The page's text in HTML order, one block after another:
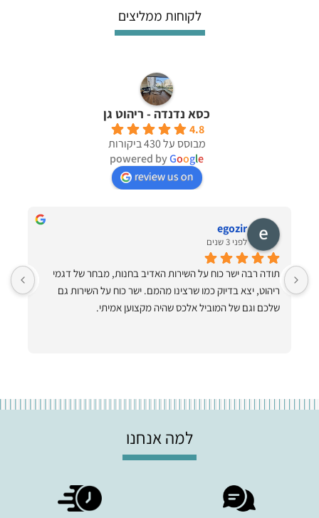
האפשרויות
לקוחות ממליצים
כסא נדנדה - ריהוט גן
4.8
מבוסס על 430 ביקורות
powered byGoogle
review us on
egozir
לפני 3 שנים
שלכם וגם של המוביל אלכס שהיה מקצוען אמיתי.
למה אנחנו